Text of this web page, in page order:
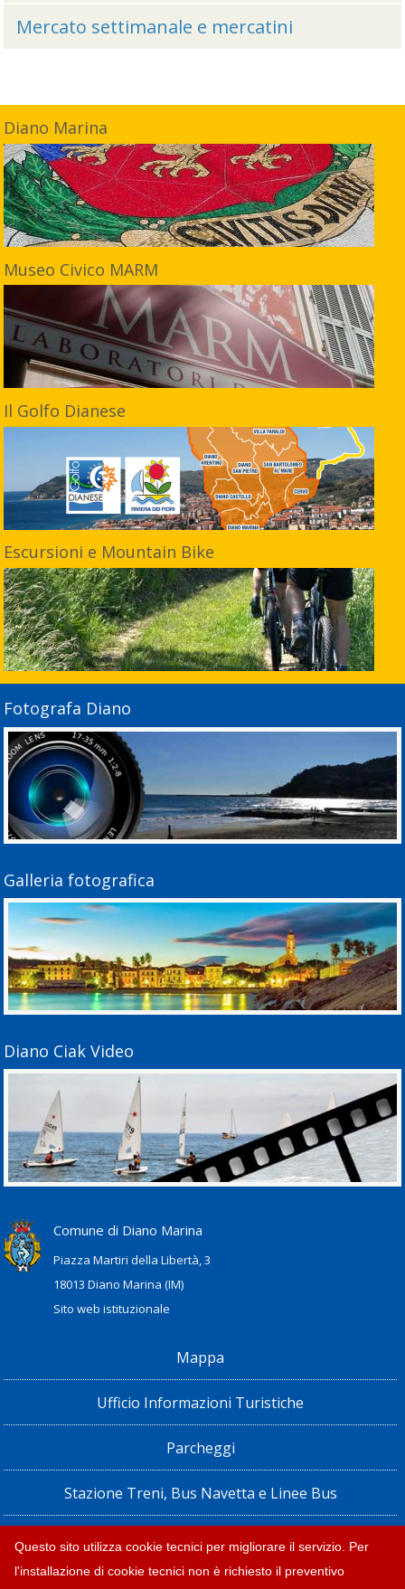
Mercato settimanale e mercatini
Diano Marina
Museo Civico MARM
Il Golfo Dianese
Escursioni e Mountain Bike
Fotografa Diano
Galleria fotografica
Diano Ciak Video
Comune di Diano Marina
Piazza Martiri della Libertà, 3
18013 Diano Marina (IM)
Sito web istituzionale
Mappa
Ufficio Informazioni Turistiche
Parcheggi
Stazione Treni, Bus Navetta e Linee Bus
Privacy policy e note legali
Dichiarazione di accessibilità
Questo sito utilizza cookie tecnici per migliorare il servizio. Per
l'installazione di cookie tecnici non è richiesto il preventivo